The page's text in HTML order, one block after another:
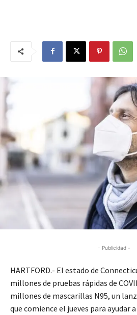
- Publicidad -
HARTFORD.- El estado de
millones de pruebas rápidas de
millones de mascarillas N95, un
que comience el jueves para ayudar